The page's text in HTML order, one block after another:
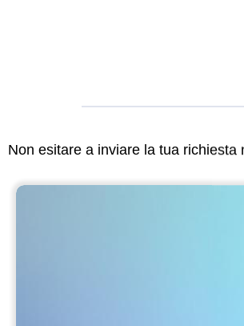
Non esitare a inviare la tua